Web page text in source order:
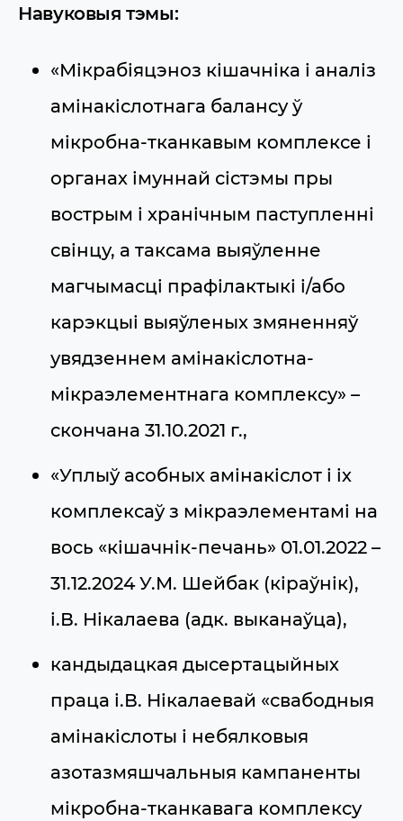
Навуковыя тэмы:
«Мікрабіяцэноз кішачніка і аналіз
амінакіслотнага балансу ў
мікробна-тканкавым комплексе і
органах імуннай сістэмы пры
вострым і хранічным паступленні
свінцу, а таксама выяўленне
магчымасці прафілактыкі і/або
карэкцыі выяўленых змяненняў
увядзеннем амінакіслотна-
мікраэлементнага комплексу» –
скончана 31.10.2021 г.,
«Уплыў асобных амінакіслот і іх
комплексаў з мікраэлементамі на
вось «кішачнік-печань» 01.01.2022 –
31.12.2024 У.М. Шейбак (кіраўнік),
і.В. Нікалаева (адк. выканаўца),
кандыдацкая дысертацыйных
праца і.В. Нікалаевай «свабодныя
амінакіслоты і небялковыя
азотазмяшчальныя кампаненты
мікробна-тканкавага комплексу